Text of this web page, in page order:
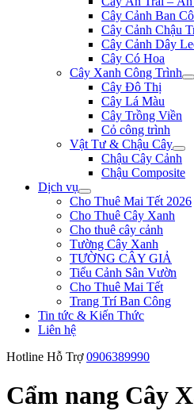
Cây Cảnh Ban
Cây Cảnh Chậu
Cây Cảnh Dây
Cây Có Hoa
Cây Xanh Công Trình
Cây Đô Thị
Cây Lá Màu
Cây Trồng Viền
Cỏ công trình
Vật Tư & Chậu Cây
Chậu Cây Cảnh
Chậu Composite
Dịch vụ
Cho Thuê Mai Tết 2026
Cho Thuê Cây Xanh
Cho thuê cây cảnh
Tường Cây Xanh
TƯỜNG CÂY GIẢ
Tiểu Cảnh Sân Vườn
Cho Thuê Mai Tết
Trang Trí Ban Công
Tin tức & Kiến Thức
Liên hệ
Hotline Hỗ Trợ 0906389990
Cẩm nang Cây